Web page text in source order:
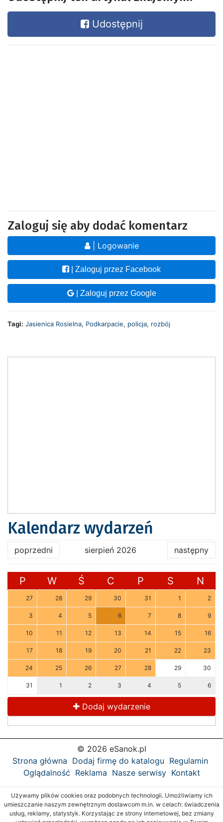
Udostępnij
Zaloguj się aby dodać komentarz
| Logowanie
| Zaloguj przez Facebook
| Zaloguj przez Google
Tagi: Jasienica Rosielna, Podkarpacie, policja, rozbój
Kalendarz wydarzeń
poprzedni sierpień 2026 następny
P W Ś C P S N
27 28 29 30 31 1 2
3 4 5 6 7 8 9
10 11 12 13 14 15 16
17 18 19 20 21 22 23
24 25 26 27 28 29 30
31 1 2 3 4 5 6
Dodaj wydarzenie
© 2026 eSanok.pl
Strona główna Dodaj firmę do katalogu Regulamin
Oglądalność Reklama Nasze serwisy Kontakt
Używamy plików cookies oraz podobnych technologii. Umożliwiamy ich
umieszczanie naszym zewnętrznym dostawcom m.in. w celach: świadczenia
usług, reklamy, statystyk. Korzystając ze strony internetowej, bez zmiany